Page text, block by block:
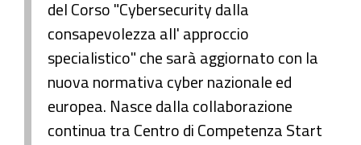
del Corso "Cybersecurity dalla
consapevolezza all' approccio
specialistico" che sarà aggiornato con la
nuova normativa cyber nazionale ed
europea. Nasce dalla collaborazione
continua tra Centro di Competenza Start